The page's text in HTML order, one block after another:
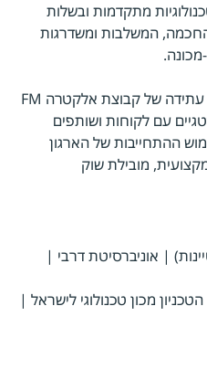
מתקדמות ובשלות
המשלבות ומשדרגות
בנוסף, דניאל מוביל בבטחה את עתידה של קבוצת אלקטרה FM
עם לקוחות ושותפים
ההתחייבות של הארגון
מובילת שוק
| אוניברסיטת דרבי |
מכון טכנולוגי לישראל |